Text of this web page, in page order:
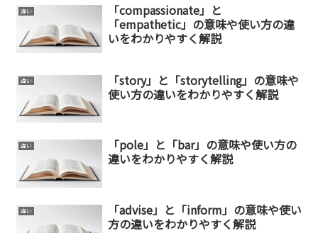
違い
「compassionate」と
「empathetic」の意味や使い方の違
いをわかりやすく解説
違い
「story」と「storytelling」の意味や
使い方の違いをわかりやすく解説
違い
「pole」と「bar」の意味や使い方の
違いをわかりやすく解説
違い
「advise」と「inform」の意味や使い
方の違いをわかりやすく解説